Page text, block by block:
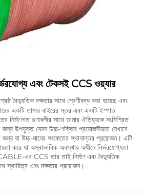
এবং টেকসই CCS ওয়্যার
বৈদ্যুতিক দক্ষতার সাথে শ্রেণীবদ্ধ করা হয়েছে এবং
একটি তামার বাইরের স্তর এবং একটি ইস্পাত
নির্মাণগত গুণাবলীর সাথে তামার ঐতিহ্যকে সংমিশ্রিত
উপযুক্ত যেমন উচ্চ-শক্তির প্রয়োজনীয়তা যেখানে
যা উচ্চ-মানের সংকেতের স্থানান্তর প্রয়োজন। এটি
করে যা অস্বাভাবিক অবস্থার অধীনে নির্ভরযোগ্যতা
এর CCS তার তাই নির্মাণ এবং বৈদ্যুতিক
স্থায়িত্ব এবং দক্ষতার প্রয়োজন।